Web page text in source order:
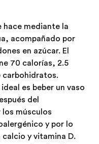
hace mediante la
acompañado por
en azúcar. El
70 calorías, 2.5
carbohidratos.
es beber un vaso
del
músculos
y por lo
y vitamina D.